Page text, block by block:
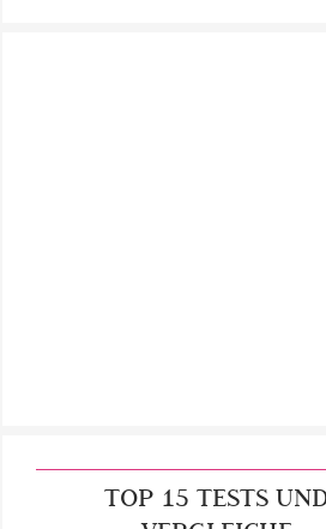
TOP 15 TESTS